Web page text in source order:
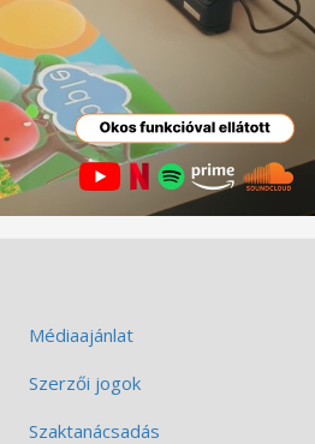
Médiaajánlat
Szerzői jogok
Szaktanácsadás